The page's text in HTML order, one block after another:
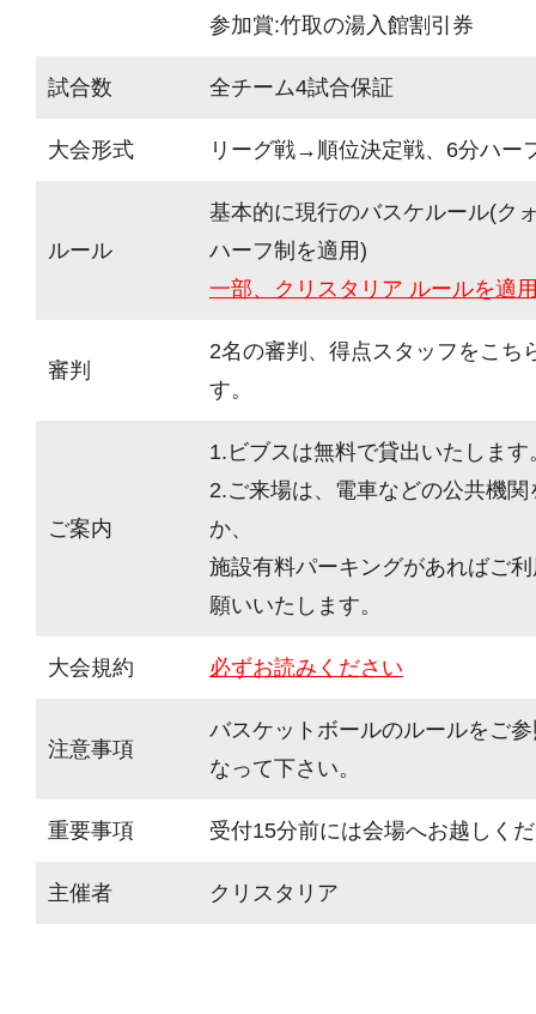
参加賞:竹取の湯入館割引券
試合数 全チーム4試合保証
大会形式 リーグ戦→順位決定戦、6分ハー
ルール
基本的に現行のバスケルール(ク
ハーフ制を適用)
一部、クリスタリア ルールを適
審判
2名の審判、得点スタッフをこち
す。
ご案内
1.ビブスは無料で貸出いたします
2.ご来場は、電車などの公共機
か、
施設有料パーキングがあればご
願いいたします。
大会規約 必ずお読みください
注意事項
バスケットボールのルールをご
なって下さい。
重要事項 受付15分前には会場へお越しく
主催者 クリスタリア